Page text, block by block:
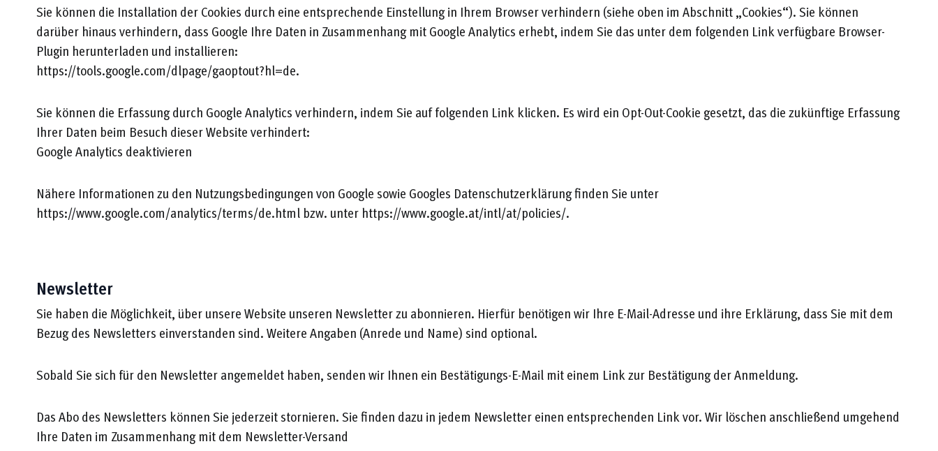
Sie können die Installation der Cookies durch eine entsprechende Einstellung in Ihrem Browser verhindern (siehe oben im Abschnitt „Cookies“). Sie können
darüber hinaus verhindern, dass Google Ihre Daten in Zusammenhang mit Google Analytics erhebt, indem Sie das unter dem folgenden Link verfügbare Browser-
Plugin herunterladen und installieren:
https://tools.google.com/dlpage/gaoptout?hl=de.
Sie können die Erfassung durch Google Analytics verhindern, indem Sie auf folgenden Link klicken. Es wird ein Opt-Out-Cookie gesetzt, das die zukünftige Erfassung
Ihrer Daten beim Besuch dieser Website verhindert:
Google Analytics deaktivieren
Nähere Informationen zu den Nutzungsbedingungen von Google sowie Googles Datenschutzerklärung finden Sie unter
https://www.google.com/analytics/terms/de.html bzw. unter https://www.google.at/intl/at/policies/.
Newsletter
Sie haben die Möglichkeit, über unsere Website unseren Newsletter zu abonnieren. Hierfür benötigen wir Ihre E-Mail-Adresse und ihre Erklärung, dass Sie mit dem
Bezug des Newsletters einverstanden sind. Weitere Angaben (Anrede und Name) sind optional.
Sobald Sie sich für den Newsletter angemeldet haben, senden wir Ihnen ein Bestätigungs-E-Mail mit einem Link zur Bestätigung der Anmeldung.
Das Abo des Newsletters können Sie jederzeit stornieren. Sie finden dazu in jedem Newsletter einen entsprechenden Link vor. Wir löschen anschließend umgehend
Ihre Daten im Zusammenhang mit dem Newsletter-Versand